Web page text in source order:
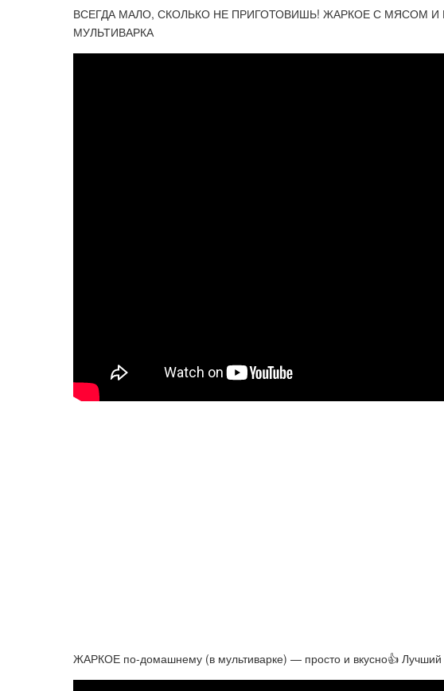
ВСЕГДА МАЛО, СКОЛЬКО НЕ ПРИГОТОВИШЬ! ЖАРКОЕ С МЯСОМ И
МУЛЬТИВАРКА
ЖАРКОЕ по-домашнему (в мультиварке) — просто и вкусно👍 Лучший